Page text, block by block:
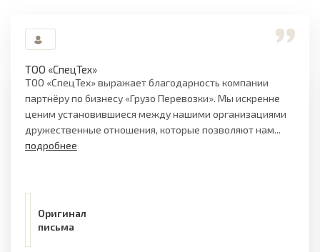
ТОО «СпецТех»
ТОО «СпецТех» выражает благодарность компании
партнёру по бизнесу «Грузо Перевозки». Мы искренне
ценим установившиеся между нашими организациями
дружественные отношения, которые позволяют нам...
подробнее
Оригинал
письма